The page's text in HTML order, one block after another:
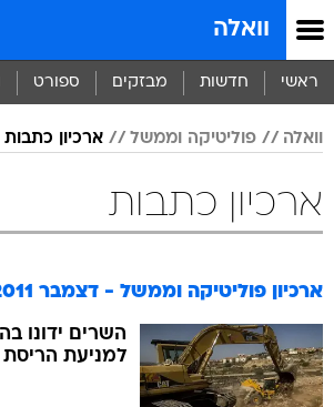
וואלה
ראשי חדשות מבזקים ספורט
וואלה פוליטיקה וממשל ארכיון כתבות 2011
ארכיון כתבות
ארכיון פוליטיקה וממשל - דצמבר 2011
השרים ידונו
למניעת